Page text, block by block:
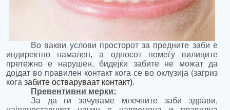
Во вакви услови просторот за предните заби е
индиректно намален, а односот помеѓу вилиците
претежно е нарушен, бидејќи забите не можат да
дојдат во правилен контакт кога се во оклузија (загриз
кога забите остваруваат контакт).
Превентивни мерки:
За да ги зачуваме млечните заби здрави,